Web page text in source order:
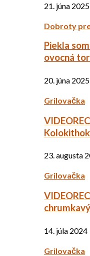
21. júna 2025
Dobroty
Piekla
ovocná
20. júna 2025
Grilovačka
23. augusta
Grilovačka
14. júla 2024
Grilovačka